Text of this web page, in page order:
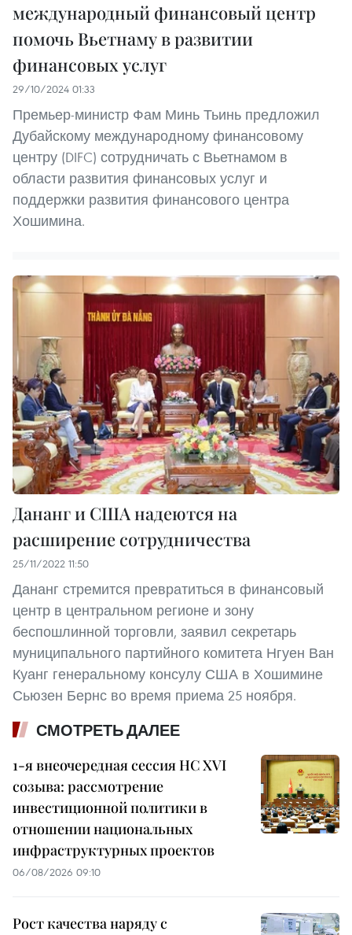
международный финансовый центр
помочь Вьетнаму в развитии
финансовых услуг
29/10/2024 01:33
Премьер-министр Фам Минь Тьинь предложил
Дубайскому международному финансовому
центру (DIFC) сотрудничать с Вьетнамом в
области развития финансовых услуг и
поддержки развития финансового центра
Хошимина.
Дананг и США надеются на
расширение сотрудничества
25/11/2022 11:50
Дананг стремится превратиться в финансовый
центр в центральном регионе и зону
беспошлинной торговли, заявил секретарь
муниципального партийного комитета Нгуен Ван
Куанг генеральному консулу США в Хошимине
Сьюзен Бернс во время приема 25 ноября.
СМОТРЕТЬ ДАЛЕЕ
1-я внеочередная сессия НС XVI
созыва: рассмотрение
инвестиционной политики в
отношении национальных
инфраструктурных проектов
06/08/2026 09:10
Рост качества наряду с